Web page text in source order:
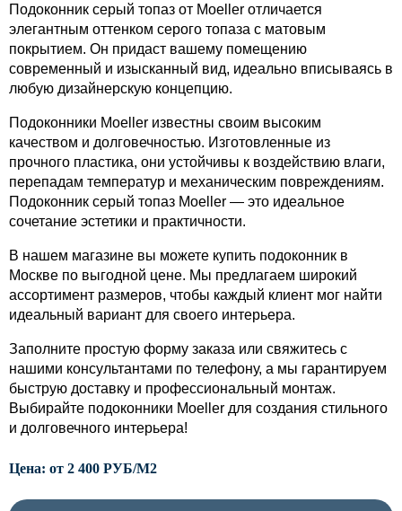
Подоконник серый топаз от Moeller отличается
элегантным оттенком серого топаза с матовым
покрытием. Он придаст вашему помещению
современный и изысканный вид, идеально вписываясь в
любую дизайнерскую концепцию.
Подоконники Moeller известны своим высоким
качеством и долговечностью. Изготовленные из
прочного пластика, они устойчивы к воздействию влаги,
перепадам температур и механическим повреждениям.
Подоконник серый топаз Moeller — это идеальное
сочетание эстетики и практичности.
В нашем магазине вы можете купить подоконник в
Москве по выгодной цене. Мы предлагаем широкий
ассортимент размеров, чтобы каждый клиент мог найти
идеальный вариант для своего интерьера.
Заполните простую форму заказа или свяжитесь с
нашими консультантами по телефону, а мы гарантируем
быструю доставку и профессиональный монтаж.
Выбирайте подоконники Moeller для создания стильного
и долговечного интерьера!
Цена: от 2 400 РУБ/М2